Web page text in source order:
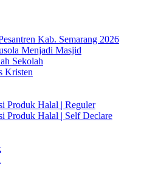
Kab. Semarang 2026
Menjadi Masjid
Sekolah
Kristen
Produk Halal | Reguler
Produk Halal | Self Declare